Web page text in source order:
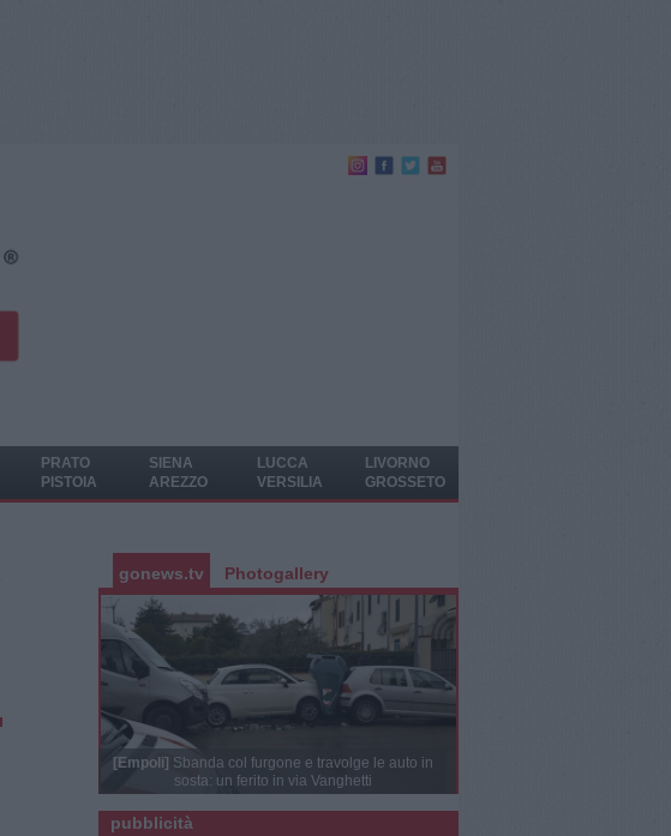
PRATO
PISTOIA
SIENA
AREZZO
LUCCA
VERSILIA
LIVORNO
GROSSETO
gonews.tv Photogallery
[Empoli] Sbanda col furgone e travolge le auto in
sosta: un ferito in via Vanghetti
pubblicità